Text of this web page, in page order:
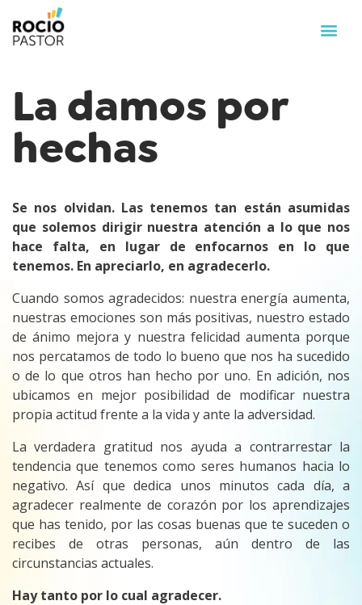
La damos por
hechas
Se nos olvidan. Las tenemos tan están asumidas
que solemos dirigir nuestra atención a lo que nos
hace falta, en lugar de enfocarnos en lo que
tenemos. En apreciarlo, en agradecerlo.
Cuando somos agradecidos: nuestra energía aumenta,
nuestras emociones son más positivas, nuestro estado
de ánimo mejora y nuestra felicidad aumenta porque
nos percatamos de todo lo bueno que nos ha sucedido
o de lo que otros han hecho por uno. En adición, nos
ubicamos en mejor posibilidad de modificar nuestra
propia actitud frente a la vida y ante la adversidad.
La verdadera gratitud nos ayuda a contrarrestar la
tendencia que tenemos como seres humanos hacia lo
negativo. Así que dedica unos minutos cada día, a
agradecer realmente de corazón por los aprendizajes
que has tenido, por las cosas buenas que te suceden o
recibes de otras personas, aún dentro de las
circunstancias actuales.
Hay tanto por lo cual agradecer.